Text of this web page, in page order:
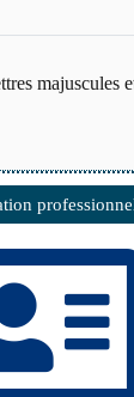
majuscules